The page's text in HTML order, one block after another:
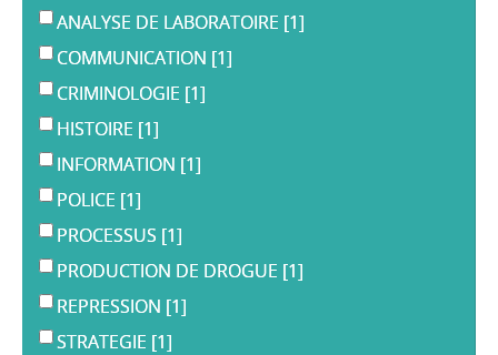
ANALYSE DE LABORATOIRE [1]
COMMUNICATION [1]
CRIMINOLOGIE [1]
HISTOIRE [1]
INFORMATION [1]
POLICE [1]
PROCESSUS [1]
PRODUCTION DE DROGUE [1]
REPRESSION [1]
STRATEGIE [1]